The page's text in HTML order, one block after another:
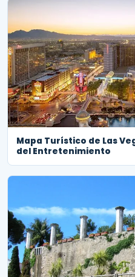
Mapa Turístico de Las
del Entretenimiento